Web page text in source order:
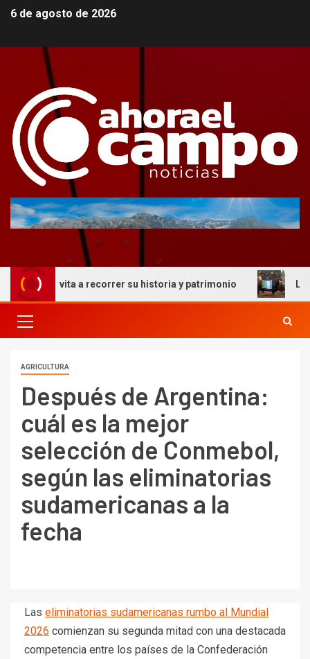
6 de agosto de 2026
invita a recorrer su historia y patrimonio La
AGRICULTURA
Después de Argentina:
cuál es la mejor
selección de Conmebol,
según las eliminatorias
sudamericanas a la
fecha
Las eliminatorias sudamericanas rumbo al Mundial
2026 comienzan su segunda mitad con una destacada
competencia entre los países de la Confederación